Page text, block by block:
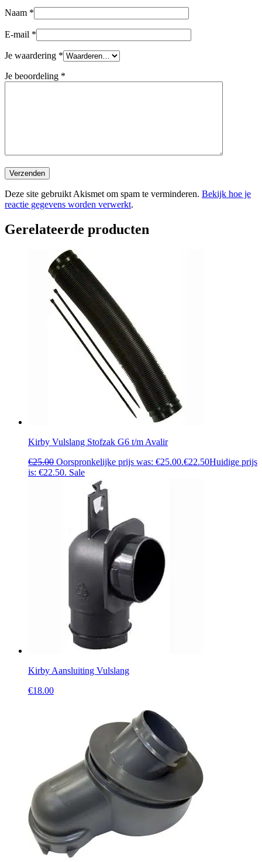
Naam *
E-mail *
Je waardering *
Je beoordeling *
Deze site gebruikt Akismet om spam te verminderen. Bekijk hoe je
reactie gegevens worden verwerkt.
Gerelateerde producten
Kirby Vulslang Stofzak G6 t/m Avalir
€25.00 Oorspronkelijke prijs was: €25.00.€22.50Huidige prijs
is: €22.50. Sale
Kirby Aansluiting Vulslang
€18.00